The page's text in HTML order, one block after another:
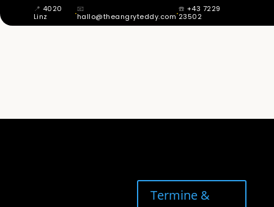
📍 4020
Linz
·📧
hallo@theangryteddy.com·☎️ +43 7229
23502
Termine &